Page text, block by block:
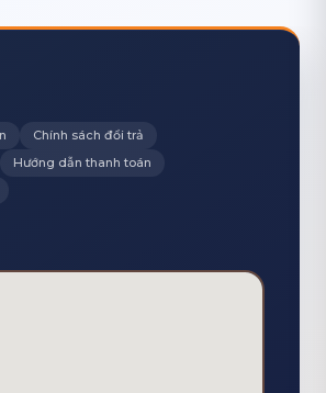
Chính sách đổi trả
Hướng dẫn thanh toán